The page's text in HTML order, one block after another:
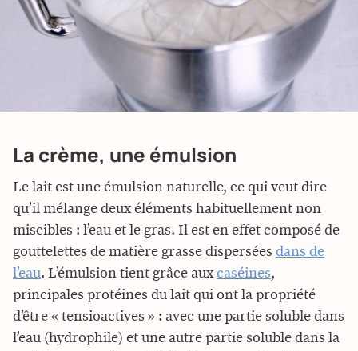
La crème, une émulsion
Le lait est une émulsion naturelle, ce qui veut dire
qu’il mélange deux éléments habituellement non
miscibles : l’eau et le gras. Il est en effet composé de
gouttelettes de matière grasse dispersées dans de
l’eau. L’émulsion tient grâce auxcaséines,
principales protéines du lait qui ont la propriété
d’être « tensioactives » : avec une partie soluble dans
l’eau (hydrophile) et une autre partie soluble dans la